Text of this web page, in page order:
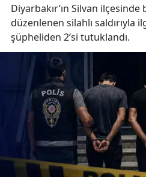
Diyarbakır’ın Silvan
düzenlenen silahlı saldırıyla
şüpheliden 2’si tutuklandı.